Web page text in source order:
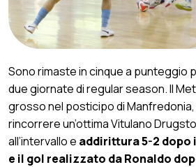
Sono rimaste in cinque a punteggio
due giornate di regular season. Il
grosso nel posticipo di
rincorrere un’ottima Vitulano
all’intervallo e addirittura 5-2 dopo
e il gol realizzato da Ronaldo